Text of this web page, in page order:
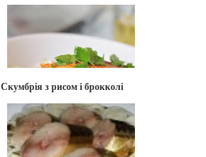
Скумбрія з рисом і брокколі